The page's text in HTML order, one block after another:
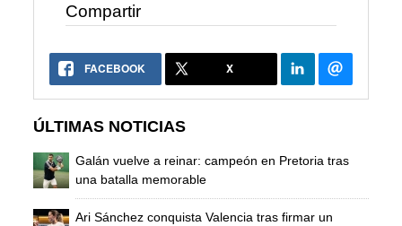
Compartir
FACEBOOK X
ÚLTIMAS NOTICIAS
Galán vuelve a reinar: campeón en Pretoria tras
una batalla memorable
Ari Sánchez conquista Valencia tras firmar un